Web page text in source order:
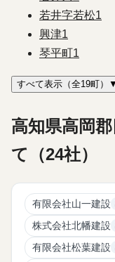
若井字若松1
興津1
琴平町1
すべて表示（全19町）▼
高知県高岡
て（24社）
有限会社山一建設
株式会社北幡建設
有限会社松葉建設